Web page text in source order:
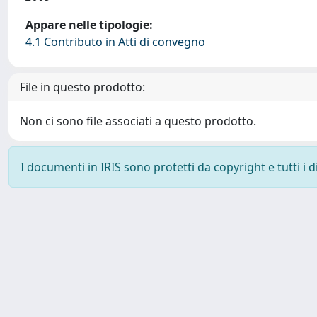
Appare nelle tipologie:
4.1 Contributo in Atti di convegno
File in questo prodotto:
Non ci sono file associati a questo prodotto.
I documenti in IRIS sono protetti da copyright e tutti i